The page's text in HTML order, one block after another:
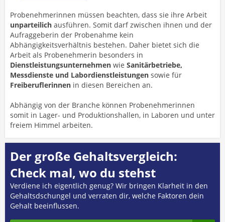
Probenehmerinnen müssen beachten, dass sie ihre Arbeit
unparteilich ausführen. Somit darf zwischen ihnen und der
Aufraggeberin der Probenahme kein
Abhängigkeitsverhältnis bestehen. Daher bietet sich die
Arbeit als Probenehmerin besonders in
Dienstleistungsunternehmen wie Sanitärbetriebe,
Messdienste und Labordienstleistungen sowie für
Freiberuflerinnen in diesen Bereichen an.
Abhängig von der Branche können Probenehmerinnen
somit in Lager- und Produktionshallen, in Laboren und unter
freiem Himmel arbeiten.
Der große Gehaltsvergleich:
Check mal, wo du stehst
Verdiene ich eigentlich genug? Wir bringen Klarheit in den
Gehaltsdschungel und verraten dir, welche Faktoren dein
Gehalt beeinflussen.